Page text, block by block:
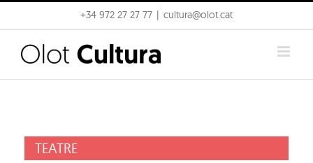
to
content
+34 972 27 27 77 cultura@olot.cat
TEATRE